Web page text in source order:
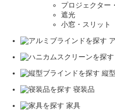
プロジェクター
遮光
小窓・スリット
縦
寝装品
家具